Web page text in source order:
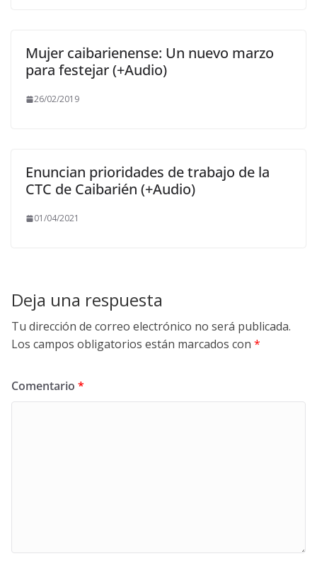
Mujer caibarienense: Un nuevo marzo
para festejar (+Audio)
26/02/2019
Enuncian prioridades de trabajo de la
CTC de Caibarién (+Audio)
01/04/2021
Deja una respuesta
Tu dirección de correo electrónico no será publicada.
Los campos obligatorios están marcados con *
Comentario *